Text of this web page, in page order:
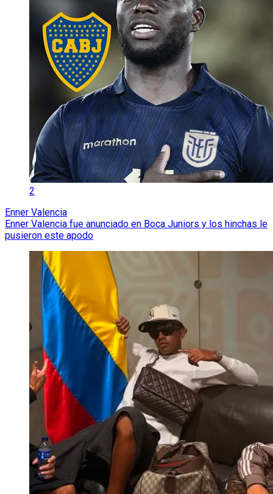
2
Enner Valencia
Enner Valencia fue anunciado en Boca Juniors y los hinchas le
pusieron este apodo